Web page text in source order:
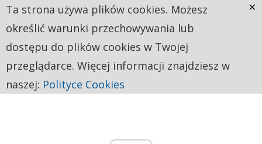
Ta strona używa plików cookies. Możesz
określić warunki przechowywania lub
dostępu do plików cookies w Twojej
przeglądarce. Więcej informacji znajdziesz w
naszej: Polityce Cookies
×